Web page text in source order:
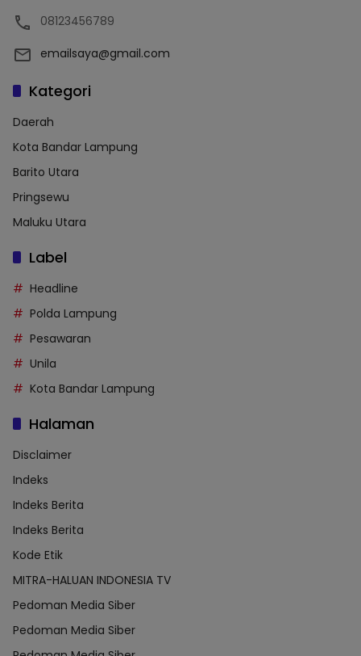
08123456789
emailsaya@gmail.com
Kategori
Daerah
Kota Bandar Lampung
Barito Utara
Pringsewu
Maluku Utara
Label
Headline
Polda Lampung
Pesawaran
Unila
Kota Bandar Lampung
Halaman
Disclaimer
Indeks
Indeks Berita
Indeks Berita
Kode Etik
MITRA-HALUAN INDONESIA TV
Pedoman Media Siber
Pedoman Media Siber